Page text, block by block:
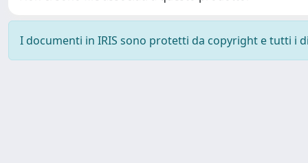
I documenti in IRIS sono protetti da copyright e tutti i